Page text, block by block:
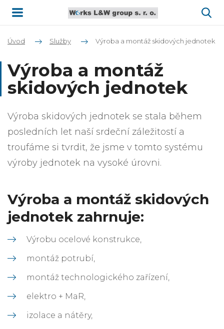
Úvod Služby Výroba a montáž skidových jednotek
Výroba a montáž
skidových jednotek
Výroba skidových jednotek se stala během
posledních let naší srdeční záležitostí a
troufáme si tvrdit, že jsme v tomto systému
výroby jednotek na vysoké úrovni.
Výroba a montáž skidových
jednotek zahrnuje:
Výrobu ocelové konstrukce,
montáž potrubí,
montáž technologického zařízení,
elektro + MaR,
izolace a nátěry,